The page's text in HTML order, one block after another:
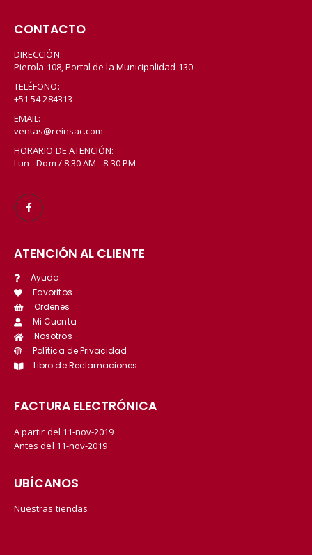
CONTACTO
DIRECCIÓN:
Pierola 108, Portal de la Municipalidad 130
TELÉFONO:
+51 54 284313
EMAIL:
ventas@reinsac.com
HORARIO DE ATENCIÓN:
Lun - Dom / 8:30 AM - 8:30 PM
ATENCIÓN AL CLIENTE
Ayuda
Favoritos
Ordenes
Mi Cuenta
Nosotros
Política de Privacidad
Libro de Reclamaciones
FACTURA ELECTRÓNICA
A partir del 11-nov-2019
Antes del 11-nov-2019
UBÍCANOS
Nuestras tiendas